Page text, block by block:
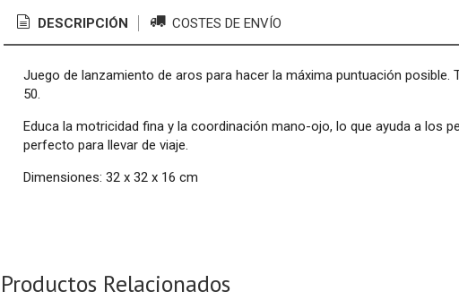
DESCRIPCIÓN COSTES DE ENVÍO
Juego de lanzamiento de aros para hacer la máxima puntuación posible.
50.
Educa la motricidad fina y la coordinación mano-ojo, lo que ayuda a los
perfecto para llevar de viaje.
Dimensiones: 32 x 32 x 16 cm
Productos Relacionados